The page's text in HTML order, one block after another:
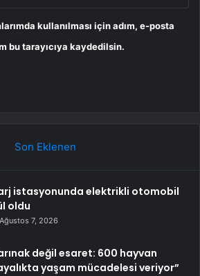
kullanılması için adım, e-posta
bu tarayıcıya kaydedilsin.
Son Eklenen
istasyonunda elektrikli otomobil
oldu
Ağustos 7, 2026
değil esaret: 600 hayvan
yaşam mücadelesi veriyor”